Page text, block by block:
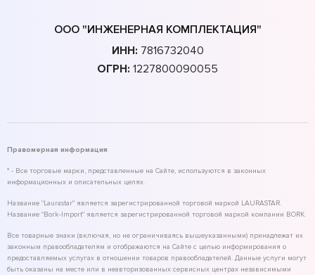
ООО "ИНЖЕНЕРНАЯ КОМПЛЕКТАЦИЯ"
ИНН: 7816732040
ОГРН: 1227800090055
Правомерная информация
* - Все торговые марки, представленные на Сайте, используются в законных
информационных и описательных целях.
Название "Laurastar" является зарегистрированной торговой маркой LAURASTAR.
Название "Bork-Import" является зарегистрированной торговой маркой компании BORK.
Все товарные знаки (включая, но не ограничиваясь вышеуказанными) принадлежат их
законным правообладателям и отображаются на Сайте с целью информирования о
предоставляемых услугах в отношении товаров правообладателей. Данные услуги могут
быть оказаны на месте или в неавторизованных сервисных центрах независимыми